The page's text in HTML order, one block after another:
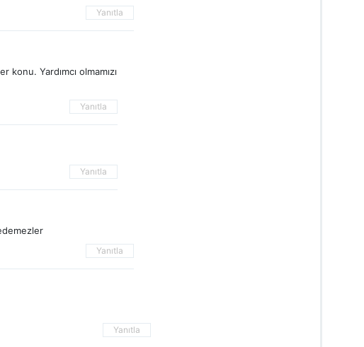
Yanıtla
Yardımcı olmamızı
Yanıtla
Yanıtla
Yanıtla
Yanıtla